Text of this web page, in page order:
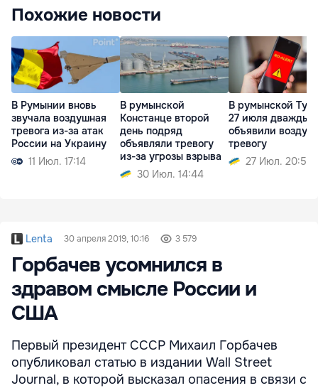
Похожие новости
В Румынии вновь
звучала воздушная
тревога из-за атак
России на Украину
11 Июл. 17:14
В румынской
Констанце второй
день подряд
объявляли тревогу
из-за угрозы взрыва
30 Июл. 14:44
В румынской
27 июля дважды
объявили
тревогу
27 Июл. 20:54
Lenta 30 апреля 2019, 10:16 3 579
Горбачев усомнился в
здравом смысле России и
США
Первый президент СССР Михаил Горбачев
опубликовал статью в издании Wall Street
Journal, в которой высказал опасения в связи с